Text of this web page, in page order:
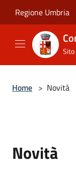
Regione Umbria
Home > Novità
Novità